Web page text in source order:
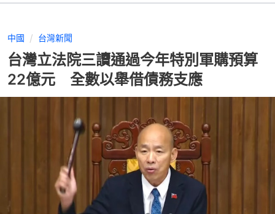
中國 台灣新聞
台灣立法院三讀通過今年特別軍購預算
22億元 全數以舉借債務支應